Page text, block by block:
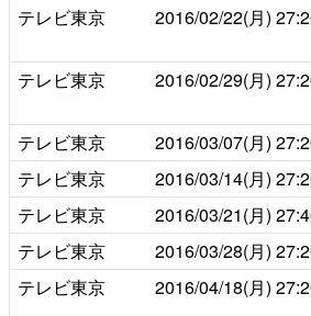
テレビ東京 2016/02/22(月)
テレビ東京 2016/02/29(月)
テレビ東京 2016/03/07(月)
テレビ東京 2016/03/14(月)
テレビ東京 2016/03/21(月)
テレビ東京 2016/03/28(月)
テレビ東京 2016/04/18(月)